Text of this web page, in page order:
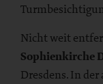
Nicht weit
Sophienkirche
Dresdens. In